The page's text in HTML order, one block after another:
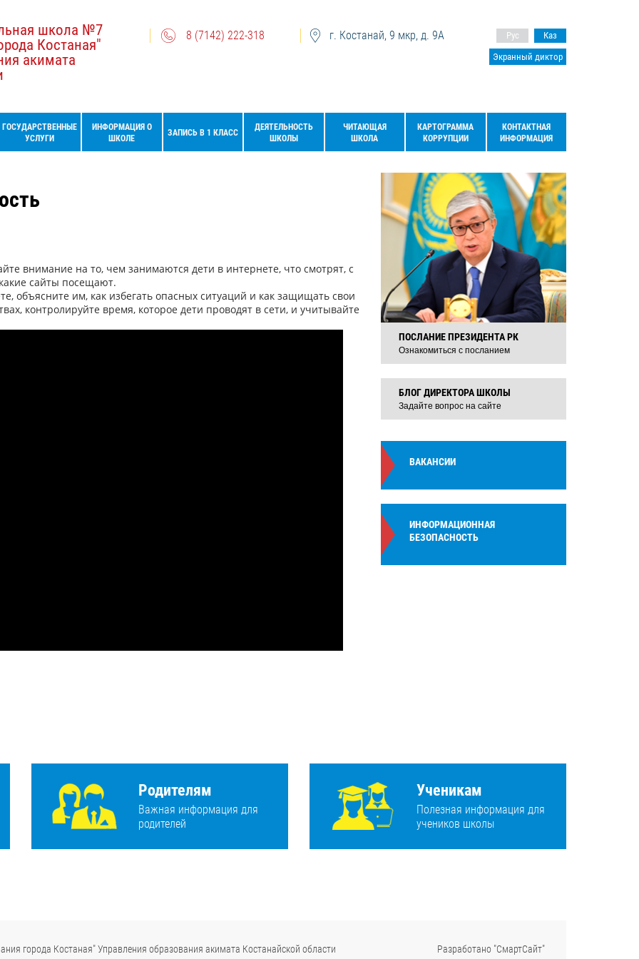
школа №7
Костаная"
акимата
8 (7142) 222-318 г. Костанай, 9 мкр, д. 9А Рус
Каз
Экранный диктор
ГОСУДАРСТВЕННЫЕ
УСЛУГИ
ИНФОРМАЦИЯ О
ШКОЛЕ
ЗАПИСЬ В 1 КЛАСС
ДЕЯТЕЛЬНОСТЬ
ШКОЛЫ
ЧИТАЮЩАЯ
ШКОЛА
КАРТОГРАММА
КОРРУПЦИИ
КОНТАКТНАЯ
ИНФОРМАЦИЯ
внимание на то, чем занимаются дети в интернете, что смотрят, с
сайты посещают.
объясните им, как избегать опасных ситуаций и как защищать свои
контролируйте время, которое дети проводят в сети, и учитывайте
ПОСЛАНИЕ ПРЕЗИДЕНТА РК
Ознакомиться с посланием
БЛОГ ДИРЕКТОРА ШКОЛЫ
Задайте вопрос на сайте
ВАКАНСИИ
ИНФОРМАЦИОННАЯ
БЕЗОПАСНОСТЬ
Родителям
Важная информация для
родителей
Ученикам
Полезная информация для
учеников школы
города Костаная" Управления образования акимата Костанайской области Разработано "СмартСайт"